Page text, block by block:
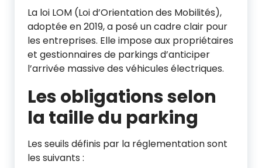
La loi LOM (Loi d’Orientation des Mobilités),
adoptée en 2019, a posé un cadre clair pour
les entreprises. Elle impose aux propriétaires
et gestionnaires de parkings d’anticiper
l’arrivée massive des véhicules électriques.
Les obligations selon
la taille du parking
Les seuils définis par la réglementation sont
les suivants :